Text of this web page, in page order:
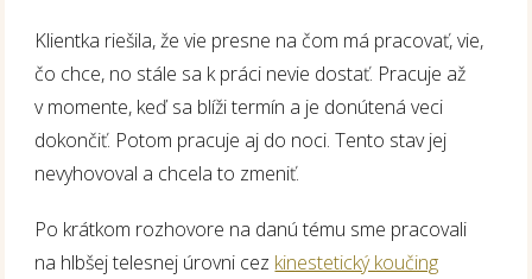
Klientka riešila, že vie presne na čom má pracovať, vie,
čo chce, no stále sa k práci nevie dostať. Pracuje až
v momente, keď sa blíži termín a je donútená veci
dokončiť. Potom pracuje aj do noci. Tento stav jej
nevyhovoval a chcela to zmeniť.
Po krátkom rozhovore na danú tému sme pracovali
na hlbšej telesnej úrovni cez kinestetický koučing